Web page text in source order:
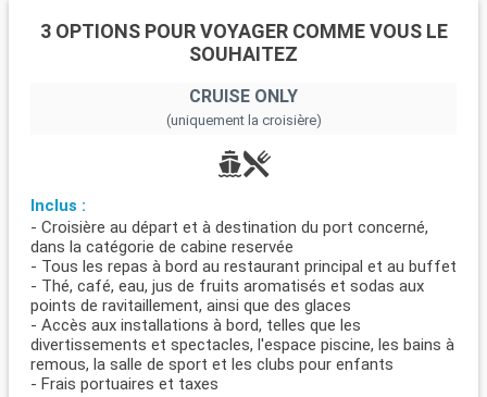
3 OPTIONS POUR VOYAGER COMME VOUS LE
SOUHAITEZ
CRUISE ONLY
(uniquement la croisière)
Inclus :
- Croisière au départ et à destination du port concerné,
dans la catégorie de cabine reservée
- Tous les repas à bord au restaurant principal et au buffet
- Thé, café, eau, jus de fruits aromatisés et sodas aux
points de ravitaillement, ainsi que des glaces
- Accès aux installations à bord, telles que les
divertissements et spectacles, l'espace piscine, les bains à
remous, la salle de sport et les clubs pour enfants
- Frais portuaires et taxes